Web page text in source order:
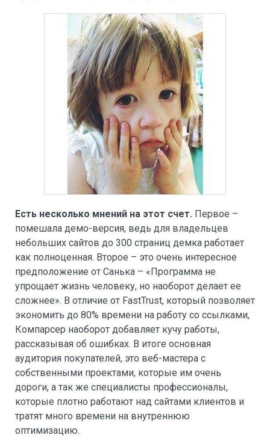
Есть несколько мнений на этот счет. Первое –
помешала демо-версия, ведь для владельцев
небольших сайтов до 300 страниц демка работает
как полноценная. Второе – это очень интересное
предположение от Санька – «Программа не
упрощает жизнь человеку, но наоборот делает ее
сложнее». В отличие от FastTrust, который позволяет
экономить до 80% времени на работу со ссылками,
Компарсер наоборот добавляет кучу работы,
рассказывая об ошибках. В итоге основная
аудитория покупателей, это веб-мастера с
собственными проектами, которые им очень
дороги, а так же специалисты профессионалы,
которые плотно работают над сайтами клиентов и
тратят много времени на внутреннюю
оптимизацию.